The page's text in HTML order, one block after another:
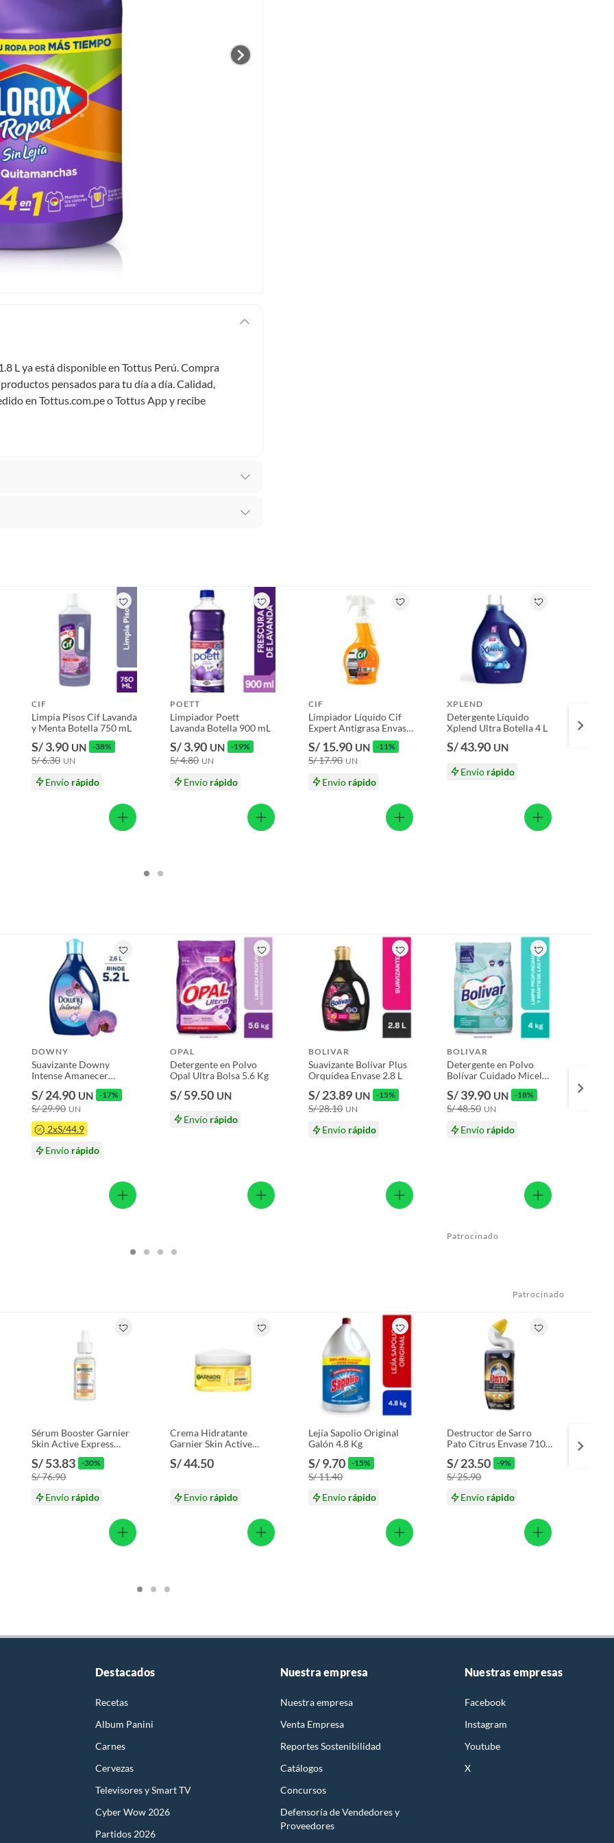
L ya está disponible en Tottus Perú. Compra
pensados para tu día a día. Calidad,
en Tottus.com.pe o Tottus App y recibe
protección para colores vivos
L
tienen:
productos para asfalto, hormigón, albañilería.
productos para asfalto.
tecnología, línea blanca, colchones, muebles, bicicletas y
alimenticios, vitaminas.
CIF
Limpia Pisos Cif Lavanda
y Menta Botella 750 mL
S/ 3.90 UN -38%
S/ 6.30 UN
Envío rápido
POETT
Limpiador Poett
Lavanda Botella 900 mL
S/ 3.90 UN -19%
S/ 4.80 UN
Envío rápido
CIF
Limpiador Líquido Cif
Expert Antigrasa Envase
S/ 15.90 UN -11%
S/ 17.90 UN
Envío rápido
XPLEND
Detergente Líquido
Xplend Ultra Botella 4 L
S/ 43.90 UN
Envío rápido
DOWNY
Suavizante Downy
Intense Amanecer
Aroma Con Notas
Frescas Botella 2.6 L
S/ 24.90 UN -17%
S/ 29.90 UN
2xS/44.9
Envío rápido
OPAL
Detergente en Polvo
Opal Ultra Bolsa 5.6 Kg
S/ 59.50 UN
Envío rápido
BOLIVAR
Suavizante Bolívar Plus
Orquídea Envase 2.8 L
S/ 23.89 UN -15%
S/ 28.10 UN
Envío rápido
BOLIVAR
Detergente en Polvo
Bolívar Cuidado Micelar
S/ 39.90 UN -18%
S/ 48.50 UN
Envío rápido
Patrocinado
Patrocinado
Sérum Booster Garnier
Skin Active Express
Aclara Vitamina C
Envase 30 mL
S/ 53.83 -30%
S/ 76.90
Envío rápido
Crema Hidratante
Garnier Skin Active
Envase 50 mL
S/ 44.50
Envío rápido
Lejía Sapolio Original
Galón 4.8 Kg
S/ 9.70 -15%
S/ 11.40
Envío rápido
Destructor de Sarro
Pato Citrus Envase 710
S/ 23.50 -9%
S/ 25.90
Envío rápido
Destacados
Recetas
Album Panini
Carnes
Cervezas
Televisores y Smart TV
Cyber Wow 2026
Partidos 2026
Nuestra empresa
Nuestra empresa
Venta Empresa
Reportes Sostenibilidad
Catálogos
Concursos
Defensoría de Vendedores y
Proveedores
Nuestras empresas
Facebook
Instagram
Youtube
X